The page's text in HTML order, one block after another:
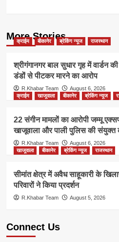
More Stories
क्राईम बीकानेर ब्रेकिंग न्यूज राजस्थान
श्रीगंगानगर बाल सुधार गृह में वार्डन
डंडों से पीटकर मारने का आरोप
R.Khabar Team
August 6, 2026
क्राईम
खाजूवाला बीकानेर ब्रेकिंग न्यूज
22 संगीन मामलों का आरोपी जम्मू
खाजूवाला और पाली पुलिस की संयुक्त
R.Khabar Team
August 6, 2026
खाजूवाला
बीकानेर ब्रेकिंग न्यूज राजस्थान
सीमांत क्षेत्र में अवैध साहूकारी के
परिवारों ने किया प्रदर्शन
R.Khabar Team August 5, 2026
Connect Us